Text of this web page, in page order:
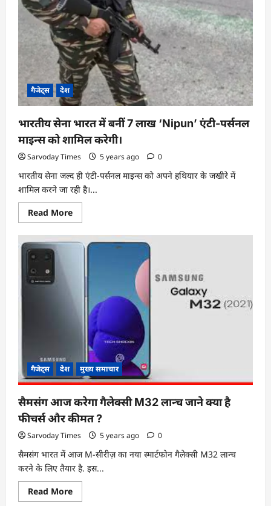
गैजेट्स देश
भारतीय सेना भारत में बनीं 7 लाख ‘Nipun’ एंटी-पर्सनल
माइन्स को शामिल करेगी।
Sarvoday Times 5 years ago 0
भारतीय सेना जल्द ही एंटी-पर्सनल माइन्स को अपने हथियार के जखीरे में
शामिल करने जा रही है।...
Read MoreRead
more
भारतीय
सेना
‘Nipun’
पर्सनल
शामिल
करेगी।
गैजेट्स देश मुख्य समाचार
सैमसंग आज करेगा गैलेक्सी M32 लान्च जाने क्या है
फीचर्स और कीमत ?
Sarvoday Times 5 years ago 0
सैमसंग भारत में आज M-सीरीज़ का नया स्मार्टफोन गैलेक्सी M32 लान्च
करने के लिए तैयार है. इस...
Read MoreRead
more